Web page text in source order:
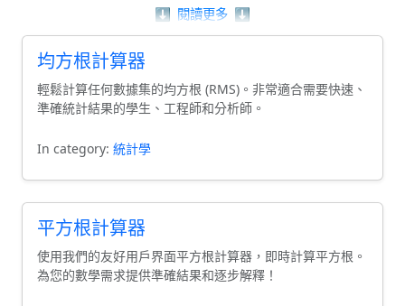
簡單明瞭。用戶可以使用平方根計算器來快速獲得結果，
或是透過根均方計算器深入了解數據的特性。這些實用的
計算器設計，旨在協助使用者更好地掌握平方根的運算與
應用。
⬇️ 閱讀更多 ⬇️
均方根計算器
輕鬆計算任何數據集的均方根 (RMS)。非常適合需要快速、
準確統計結果的學生、工程師和分析師。
In category: 統計學
平方根計算器
使用我們的友好用戶界面平方根計算器，即時計算平方根。
為您的數學需求提供準確結果和逐步解釋！